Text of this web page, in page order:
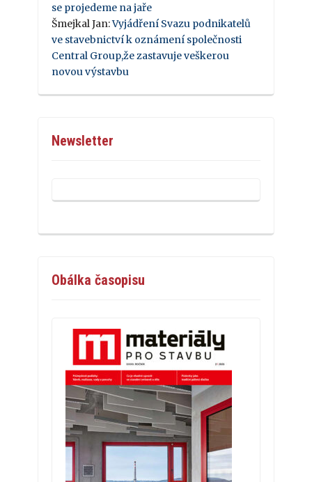
se projedeme na jaře
Šmejkal Jan:Vyjádření Svazu podnikatelů
ve stavebnictví k oznámení společnosti
Central Group,že zastavuje veškerou
novou výstavbu
Newsletter
Obálka časopisu